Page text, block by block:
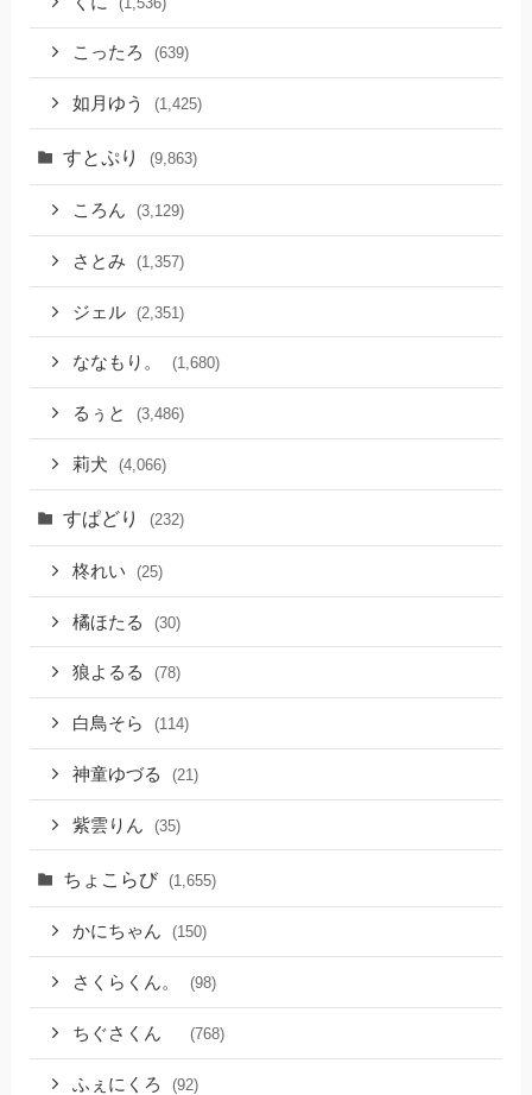
こったろ (639)
如月ゆう (1,425)
すとぷり (9,863)
ころん (3,129)
さとみ (1,357)
ジェル (2,351)
ななもり。 (1,680)
るぅと (3,486)
莉犬 (4,066)
すぱどり (232)
柊れい (25)
橘ほたる (30)
狼よるる (78)
白鳥そら (114)
神童ゆづる (21)
紫雲りん (35)
ちょこらび (1,655)
かにちゃん (150)
さくらくん。 (98)
ちぐさくん (768)
ふぇにくろ (92)